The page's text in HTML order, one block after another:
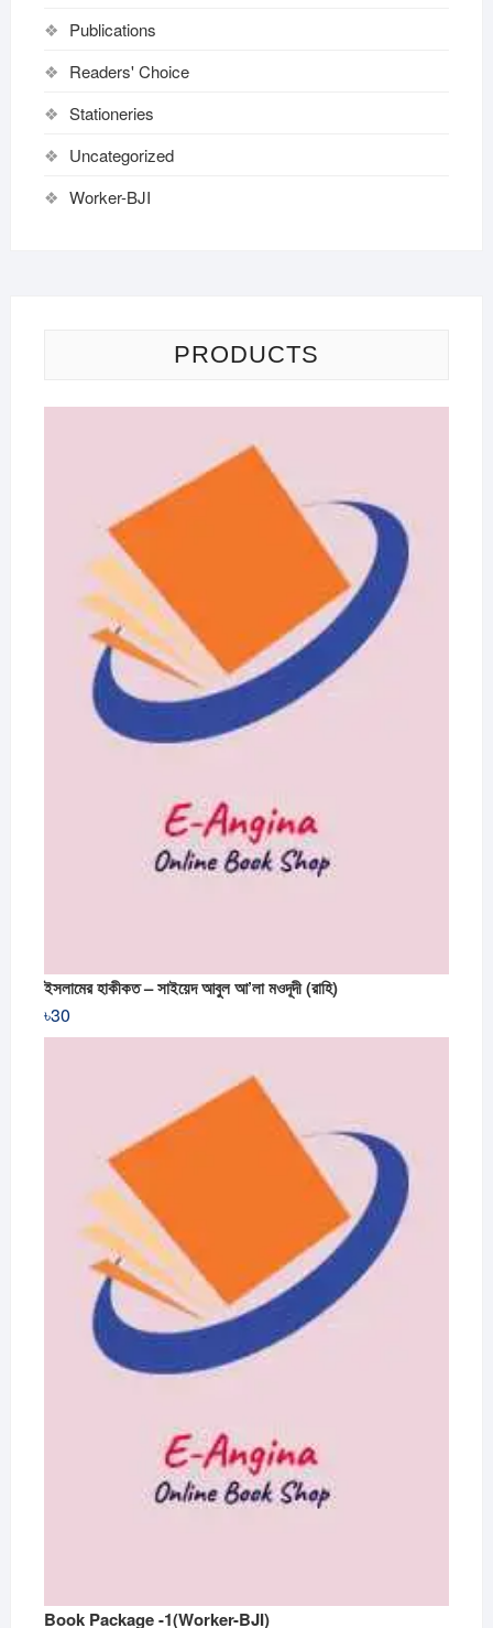
Publications
Readers' Choice
Stationeries
Uncategorized
Worker-BJI
PRODUCTS
ইসলামের হাকীকত – সাইয়েদ আবুল আ’লা মওদূদী (রাহি)
৳30
Book Package -1(Worker-BJI)